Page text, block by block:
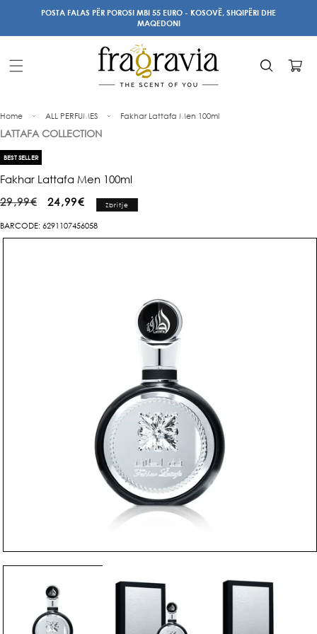
Kalo tePOSTA FALAS PËR POROSI MBI 55 EURO - KOSOVË, SHQIPËRI DHE
MAQEDONI
Karrocë
Home ALL PERFUMES Fakhar Lattafa Men 100ml
LATTAFA COLLECTION
BEST SELLER
Fakhar Lattafa Men 100ml
Çmimi
rregullt
29,99€
Çmimi
shitjes
24,99€ Zbritje
BARCODE: 6291107456058
te